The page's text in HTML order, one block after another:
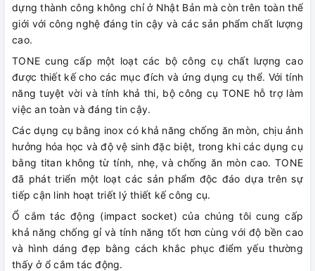
dựng thành công không chỉ ở Nhật Bản mà còn trên toàn thế
giới với công nghệ đáng tin cậy và các sản phẩm chất lượng
cao.
TONE cung cấp một loạt các bộ công cụ chất lượng cao
được thiết kế cho các mục đích và ứng dụng cụ thể. Với tính
năng tuyệt vời và tính khả thi, bộ công cụ TONE hỗ trợ làm
việc an toàn và đáng tin cậy.
Các dụng cụ bằng inox có khả năng chống ăn mòn, chịu ảnh
hưởng hóa học và độ vệ sinh đặc biệt, trong khi các dụng cụ
bằng titan không từ tính, nhẹ, và chống ăn mòn cao. TONE
đã phát triển một loạt các sản phẩm độc đáo dựa trên sự
tiếp cận linh hoạt triết lý thiết kế công cụ.
Ổ cắm tác động (impact socket) của chúng tôi cung cấp
khả năng chống gỉ và tính năng tốt hơn cùng với độ bền cao
và hình dáng đẹp bằng cách khắc phục điểm yếu thường
thấy ở ổ cắm tác động.